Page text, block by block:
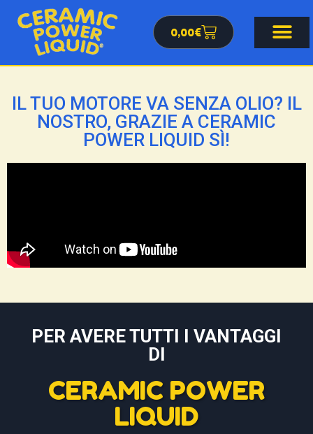
0,00€
IL TUO MOTORE VA SENZA OLIO? IL
NOSTRO, GRAZIE A CERAMIC
POWER LIQUID SÌ!
PER AVERE TUTTI I VANTAGGI
DI
CERAMIC POWER
LIQUID